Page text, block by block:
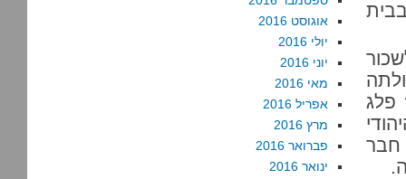
פלג
חבר
אוגוסט 2016
יולי 2016
יוני 2016
מאי 2016
אפריל 2016
מרץ 2016
פברואר 2016
ינואר 2016